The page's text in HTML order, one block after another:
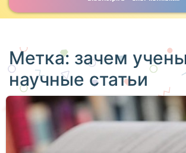
Метка: зачем
научные статьи